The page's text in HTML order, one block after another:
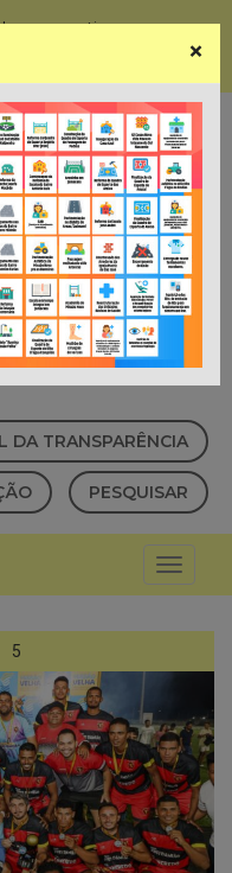
preventivas
DA TRANSPARÊNCIA
PESQUISAR
5
×